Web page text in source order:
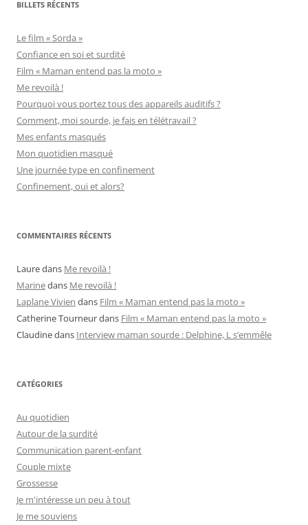
BILLETS RÉCENTS
Le film « Sorda »
Confiance en soi et surdité
Film « Maman entend pas la moto »
Me revoilà !
Pourquoi vous portez tous des appareils auditifs ?
Comment, moi sourde, je fais en télétravail ?
Mes enfants masqués
Mon quotidien masqué
Une journée type en confinement
Confinement, oui et alors?
COMMENTAIRES RÉCENTS
Lauredans Me revoilà !
Marinedans Me revoilà !
Laplane Vivien dans Film « Maman entend pas la moto »
Catherine Tourneurdans Film « Maman entend pas la moto »
Claudinedans Interview maman sourde : Delphine, L s’emmêle
CATÉGORIES
Au quotidien
Autour de la surdité
Communication parent-enfant
Couple mixte
Grossesse
Je m'intéresse un peu à tout
Je me souviens